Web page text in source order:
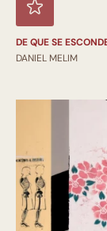
DE QUE SE
DANIEL MELIM